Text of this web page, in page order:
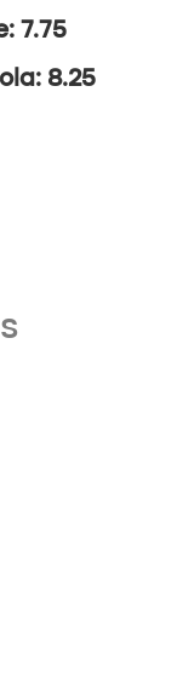
7.75
8.25